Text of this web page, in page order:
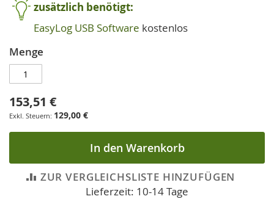
zusätzlich benötigt:
EasyLog USB Software kostenlos
Menge
153,51 €
129,00 €
In den Warenkorb
ZUR VERGLEICHSLISTE HINZUFÜGEN
Lieferzeit: 10-14 Tage